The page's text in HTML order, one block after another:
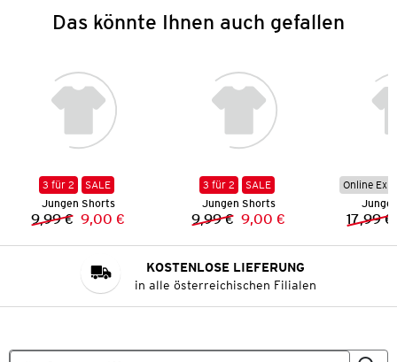
Das könnte Ihnen auch gefallen
3 für 2
SALE
Jungen Shorts
Vorheriger Preis:
9,99 € Neuer Preis:
9,00 €
3 für 2
SALE
Jungen Shorts
Vorheriger Preis:
9,99 € Neuer Preis:
9,00 €
Online
17,99 €
KOSTENLOSE LIEFERUNG
in alle österreichischen Filialen